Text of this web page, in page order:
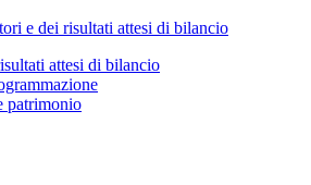
e dei risultati attesi di bilancio
attesi di bilancio
patrimonio